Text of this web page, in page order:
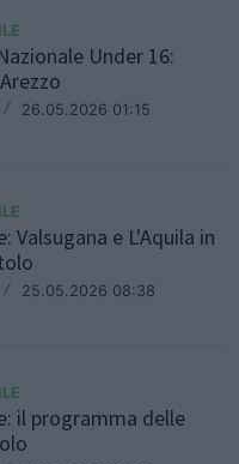
Under 16:
/ 26.05.2026 01:15
Valsugana e L'Aquila in
/ 25.05.2026 08:38
il programma delle